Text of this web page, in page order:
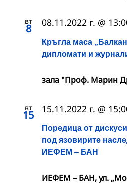
вт
8
Кръгла маса
дипломати и
08.11.2022 г. @
зала "Проф. Марин
вт
15
Поредица от
под язовирите
ИЕФЕМ – БАН
15.11.2022 г. @
ИЕФЕМ – БАН, ул.